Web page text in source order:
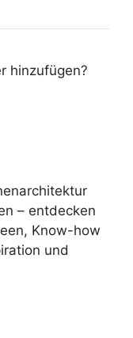
hinzufügen?
– entdecken
Know-how
und